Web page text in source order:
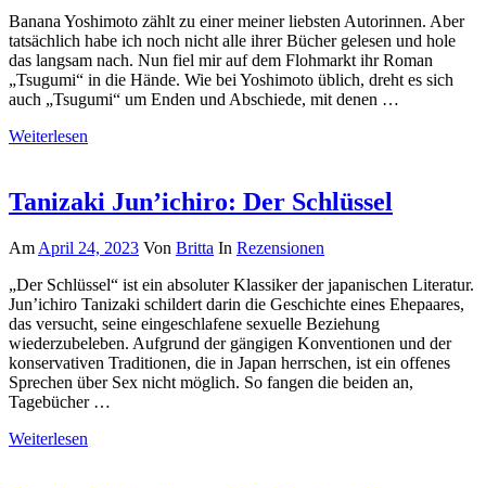
Banana Yoshimoto zählt zu einer meiner liebsten Autorinnen. Aber
tatsächlich habe ich noch nicht alle ihrer Bücher gelesen und hole
das langsam nach. Nun fiel mir auf dem Flohmarkt ihr Roman
„Tsugumi“ in die Hände. Wie bei Yoshimoto üblich, dreht es sich
auch „Tsugumi“ um Enden und Abschiede, mit denen …
Weiterlesen
Tanizaki Jun’ichiro: Der Schlüssel
Am April 24, 2023 Von Britta In Rezensionen
„Der Schlüssel“ ist ein absoluter Klassiker der japanischen Literatur.
Jun’ichiro Tanizaki schildert darin die Geschichte eines Ehepaares,
das versucht, seine eingeschlafene sexuelle Beziehung
wiederzubeleben. Aufgrund der gängigen Konventionen und der
konservativen Traditionen, die in Japan herrschen, ist ein offenes
Sprechen über Sex nicht möglich. So fangen die beiden an,
Tagebücher …
Weiterlesen